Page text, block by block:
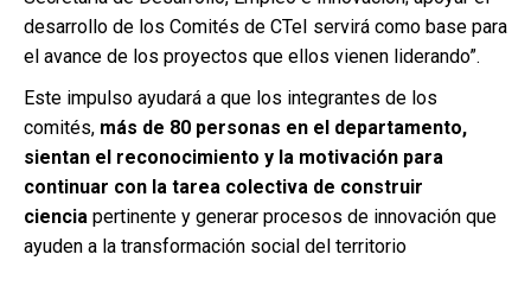
desarrollo de los Comités de CTeI servirá como base para
el avance de los proyectos que ellos vienen liderando”.
Este impulso ayudará a que los integrantes de los
comités, más de 80 personas en el departamento,
sientan el reconocimiento y la motivación para
continuar con la tarea colectiva de construir
ciencia pertinente y generar procesos de innovación que
ayuden a la transformación social del territorio